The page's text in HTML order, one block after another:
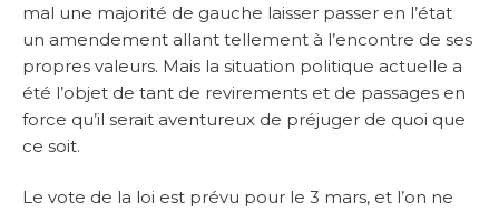
mal une majorité de gauche laisser passer en l’état
un amendement allant tellement à l’encontre de ses
propres valeurs. Mais la situation politique actuelle a
été l’objet de tant de revirements et de passages en
force qu’il serait aventureux de préjuger de quoi que
ce soit.
Le vote de la loi est prévu pour le 3 mars, et l’on ne